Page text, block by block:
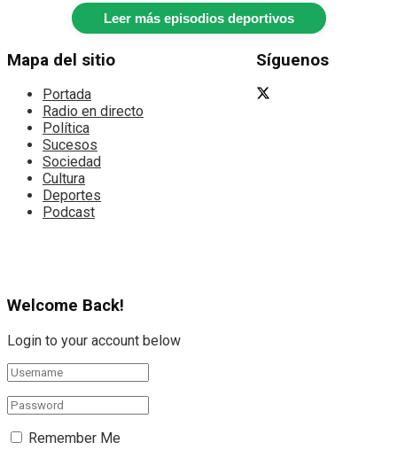
Leer más episodios deportivos
Mapa del sitio
Portada
Radio en directo
Política
Sucesos
Sociedad
Cultura
Deportes
Podcast
Síguenos
Welcome Back!
Login to your account below
Remember Me